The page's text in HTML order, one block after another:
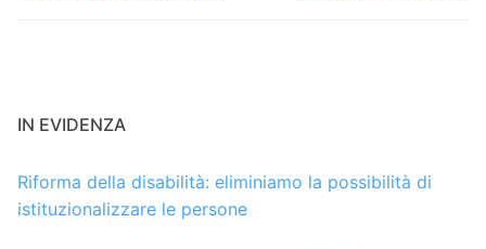
IN EVIDENZA
Riforma della disabilità: eliminiamo la possibilità di
istituzionalizzare le persone